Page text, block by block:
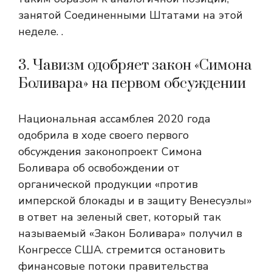
занятой Соединенными Штатами на этой
неделе. .
3. Чавизм одобряет закон «Симона
Боливара» на первом обсуждении
Национальная ассамблея 2020 года
одобрила в ходе своего первого
обсуждения законопроект Симона
Боливара об освобождении от
органической продукции «против
имперской блокады и в защиту Венесуэлы»
в ответ на зеленый свет, который так
называемый «Закон Боливара» получил в
Конгрессе США. стремится остановить
финансовые потоки правительства